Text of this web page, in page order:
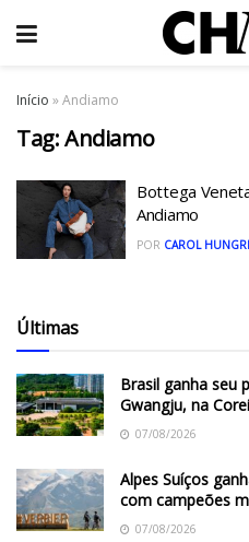
Início »Andiamo
Tag:Andiamo
Bottega
Andiamo
POR CAROL
Últimas
Brasil ganha seu
Gwangju, na
07/08/2026
Alpes Suíços
com campeões
07/08/2026